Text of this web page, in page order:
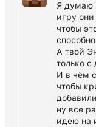
Я думаю
игру
чтобы
А твой
только с
И в чём
чтобы
ну все
идею на